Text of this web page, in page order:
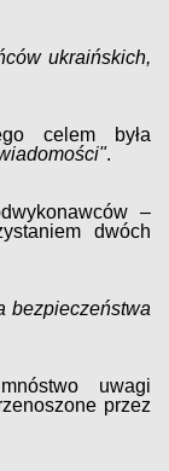
ukraińskich,
celem była
.
–
dwóch
bezpieczeństwa
uwagi
przez